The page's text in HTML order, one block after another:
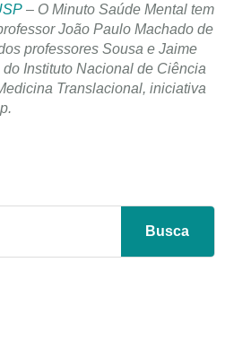
– O Minuto Saúde Mental tem
João Paulo Machado de
professores Sousa e Jaime
Instituto Nacional de Ciência
Translacional, iniciativa
Busca